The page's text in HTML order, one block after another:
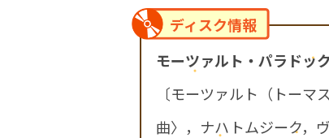
ディスク情報
モーツァルト・パラドッ
〔モーツァルト（トー
曲〉，ナハトムジーク，